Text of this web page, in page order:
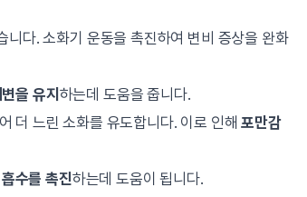
니다. 소화기 운동을 촉진하여 변비 증상을 완화
을 유지 하는데 도움을 줍니다.
더 느린 소화를 유도합니다. 이로 인해포만감
수를 촉진하는데 도움이 됩니다.